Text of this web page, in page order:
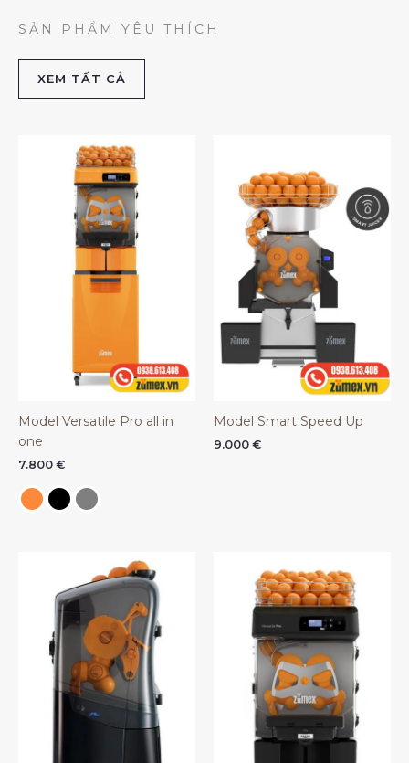
SẢN PHẨM YÊU THÍCH
XEM TẤT CẢ
Model Versatile Pro all in
one
7.800 €
Model Smart Speed Up
9.000 €